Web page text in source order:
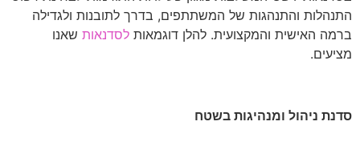
התנהלות והתנהגות של המשתתפים, בדרך לתובנות ולגדילה
ברמה האישית והמקצועית. להלן דוגמאות לסדנאות שאנו
מציעים.
סדנת ניהול ומנהיגות בשטח